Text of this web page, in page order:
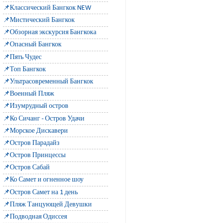
📌Классический Бангкок NEW
📌Мистический Бангкок
📌Обзорная экскурсия Бангкока
📌Опасный Бангкок
📌Пять Чудес
📌Топ Бангкок
📌Ультрасовременный Бангкок
📌Военный Пляж
📌Изумрудный остров
📌Ко Сичанг - Остров Удачи
📌Морское Дискавери
📌Остров Парадайз
📌Остров Принцессы
📌Остров Сабай
📌Ко Самет и огненное шоу
📌Остров Самет на 1 день
📌Пляж Танцующей Девушки
📌Подводная Одиссея